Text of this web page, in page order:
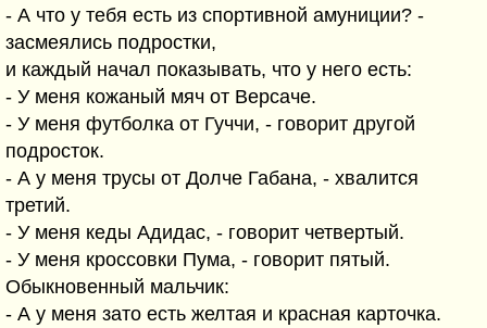
- А что у тебя есть из спортивной амуниции? -
засмеялись подростки,
и каждый начал показывать, что у него есть:
- У меня кожаный мяч от Версаче.
- У меня футболка от Гуччи, - говорит другой
подросток.
- А у меня трусы от Долче Габана, - хвалится
третий.
- У меня кеды Адидас, - говорит четвертый.
- У меня кроссовки Пума, - говорит пятый.
Обыкновенный мальчик:
- А у меня зато есть желтая и красная карточка.